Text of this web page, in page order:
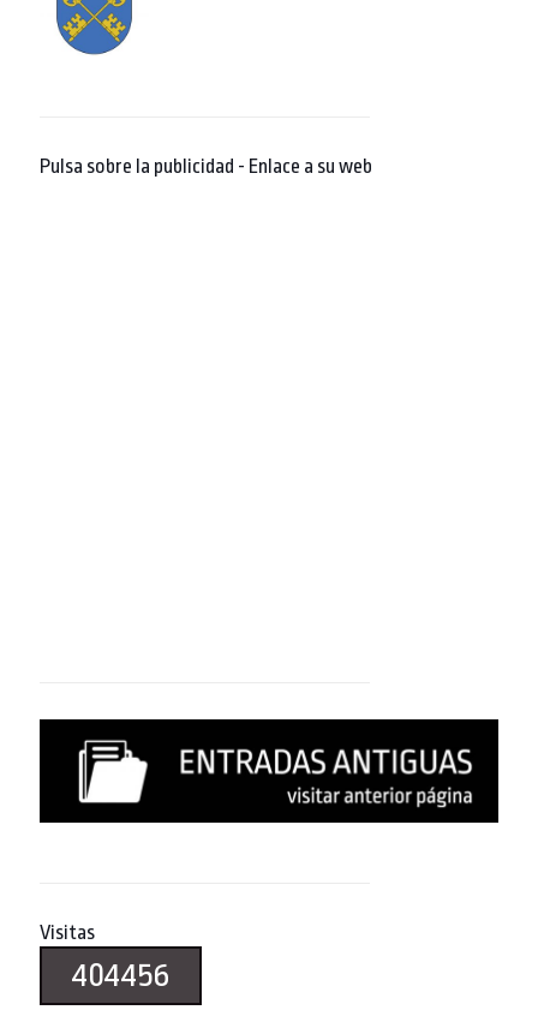
Pulsa sobre la publicidad - Enlace a su web
Visitas
404456